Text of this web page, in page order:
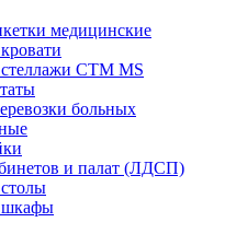
медицинские
CTM MS
больных
и палат (ЛДСП)
шкафы